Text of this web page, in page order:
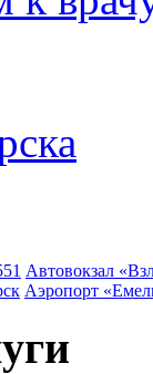
Автовокзал
Аэропорт